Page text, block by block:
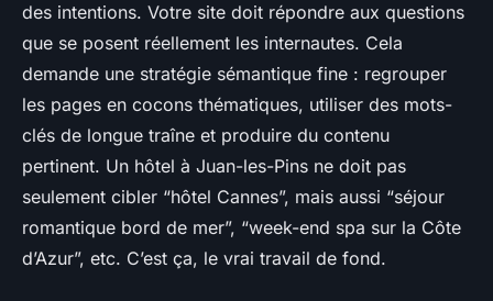
des intentions. Votre site doit répondre aux questions
que se posent réellement les internautes. Cela
demande une stratégie sémantique fine : regrouper
les pages en cocons thématiques, utiliser des mots-
clés de longue traîne et produire du contenu
pertinent. Un hôtel à Juan-les-Pins ne doit pas
seulement cibler “hôtel Cannes”, mais aussi “séjour
romantique bord de mer”, “week-end spa sur la Côte
d’Azur”, etc. C’est ça, le vrai travail de fond.